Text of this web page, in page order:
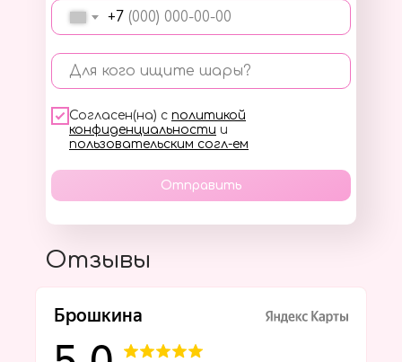
+7
Для кого ищите шары?
Согласен(на) с политикой
конфиденциальности и
пользовательским согл-ем
Отправить
Отзывы